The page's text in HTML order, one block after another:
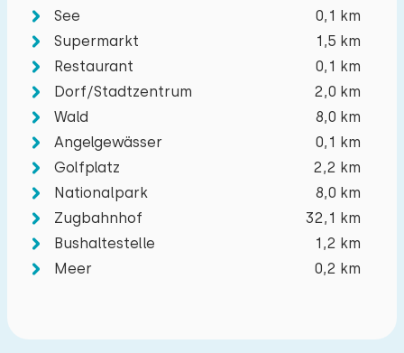
See
0,1 km
Supermarkt
1,5 km
Restaurant
0,1 km
Dorf/Stadtzentrum
2,0 km
Wald
8,0 km
Angelgewässer
0,1 km
Golfplatz
2,2 km
Nationalpark
8,0 km
Zugbahnhof
32,1 km
Bushaltestelle
1,2 km
Meer
0,2 km